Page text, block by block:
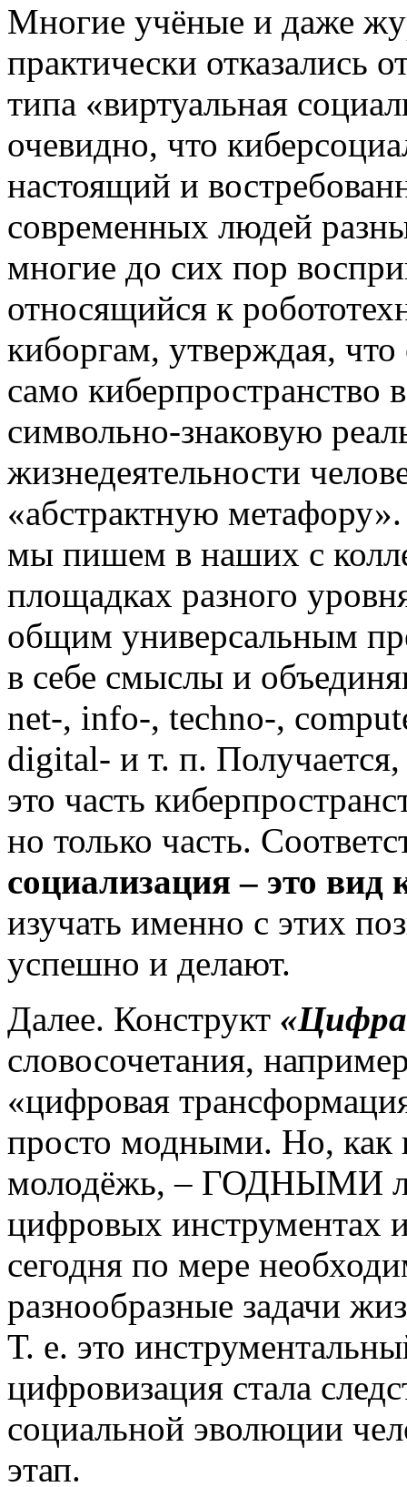
Многие учёные и даже
практически отказались
типа «виртуальная
очевидно, что
настоящий и
современных людей
многие до сих пор
относящийся к
киборгам, утверждая,
само киберпространство
символьно-знаковую
жизнедеятельности
«абстрактную
мы пишем в наших с
площадках разного
общим универсальным
в себе смыслы и
net-, info-, techno-,
digital- и т. п.
это часть
но только часть.
социализация – это вид
изучать именно с этих
успешно и делают.
Далее. Конструкт
словосочетания,
«цифровая
просто модными. Но, как
молодёжь, – ГОДНЫМИ
цифровых инструментах
сегодня по мере
разнообразные задачи
Т. е. это
цифровизация стала
социальной эволюции
этап.